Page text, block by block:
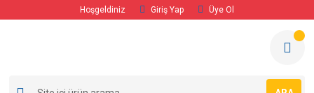
Hoşgeldiniz Giriş Yap Üye Ol